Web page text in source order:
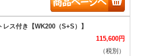
115,600円
（税別）